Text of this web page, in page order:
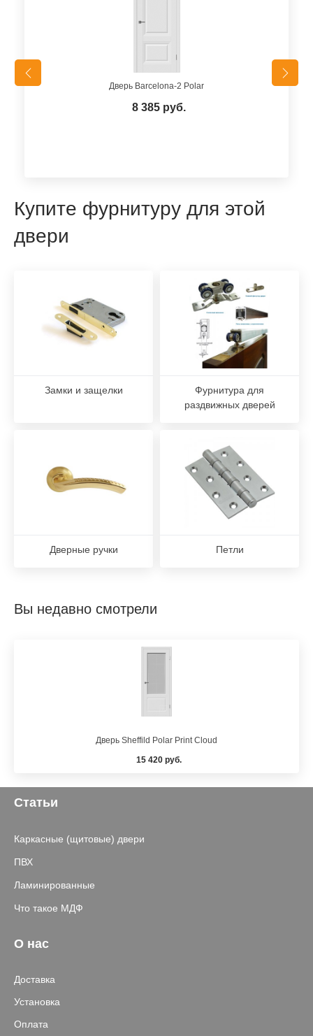
Дверь Barcelona-2 Polar
8 385 руб.
Купите фурнитуру для этой
двери
Замки и защелки
Фурнитура для
раздвижных дверей
Дверные ручки Петли
Вы недавно смотрели
Дверь Sheffild Polar Print Cloud
15 420 руб.
Статьи
Каркасные (щитовые) двери
ПВХ
Ламинированные
Что такое МДФ
О нас
Доставка
Установка
Оплата